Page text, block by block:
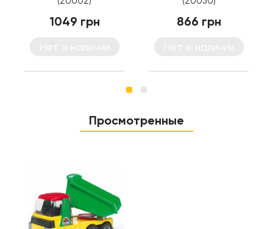
1049 грн 866 грн
Просмотренные